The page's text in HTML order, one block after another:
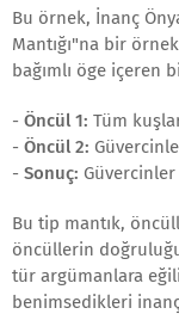
Bu örnek, İnanç
Mantığı"na bir
bağımlı öge içeren
- Öncül 1: Tüm
- Öncül 2:
- Sonuç:
Bu tip mantık,
öncüllerin
tür argümanlara
benimsedikleri